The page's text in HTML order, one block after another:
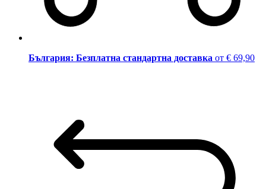
България: Безплатна стандартна доставка от € 69,90